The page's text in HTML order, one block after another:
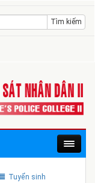
Tuyển sinh